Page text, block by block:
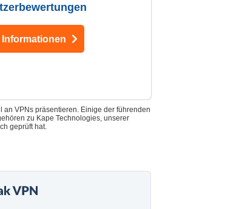
Informationen
VPNs präsentieren. Einige der führenden
zu Kape Technologies, unserer
geprüft hat.